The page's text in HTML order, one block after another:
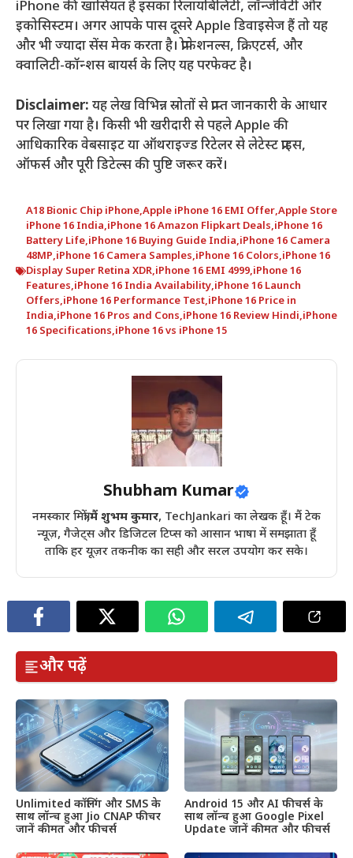
iPhone की खासियत है इसका रिलायबिलिटी, लॉन्जेविटी और
इकोसिस्टम। अगर आपके पास दूसरे Apple डिवाइसेज हैं तो यह
और भी ज्यादा सेंस मेक करता है। प्रोफेशनल्स, क्रिएटर्स, और
क्वालिटी-कॉन्शस बायर्स के लिए यह परफेक्ट है।
Disclaimer: यह लेख विभिन्न स्रोतों से प्राप्त जानकारी के आधार
पर लिखा गया है। किसी भी खरीदारी से पहले Apple की
आधिकारिक वेबसाइट या ऑथराइज्ड रिटेलर से लेटेस्ट प्राइस,
ऑफर्स और पूरी डिटेल्स की पुष्टि जरूर करें।
A18 Bionic Chip iPhone,Apple iPhone 16 EMI Offer,Apple Store
iPhone 16 India,iPhone 16 Amazon Flipkart Deals,iPhone 16
Battery Life,iPhone 16 Buying Guide India,iPhone 16 Camera
48MP,iPhone 16 Camera Samples,iPhone 16 Colors,iPhone 16
Display Super Retina XDR,iPhone 16 EMI 4999,iPhone 16
Features,iPhone 16 India Availability,iPhone 16 Launch
Offers,iPhone 16 Performance Test,iPhone 16 Price in
India,iPhone 16 Pros and Cons,iPhone 16 Review Hindi,iPhone
16 Specifications,iPhone 16 vs iPhone 15
Shubham Kumar
नमस्कार मित्रों,मैं शुभम कुमार, TechJankari का लेखक हूँ। मैं टेक
न्यूज़, गैजेट्स और डिजिटल टिप्स को आसान भाषा में समझाता हूँ
ताकि हर यूज़र तकनीक का सही और सरल उपयोग कर सके।
और पढ़ें
Unlimited कॉलिंग और SMS के
साथ लॉन्च हुआ Jio CNAP फीचर
जानें कीमत और फीचर्स
Android 15 और AI फीचर्स के
साथ लॉन्च हुआ Google Pixel
Update जानें कीमत और फीचर्स